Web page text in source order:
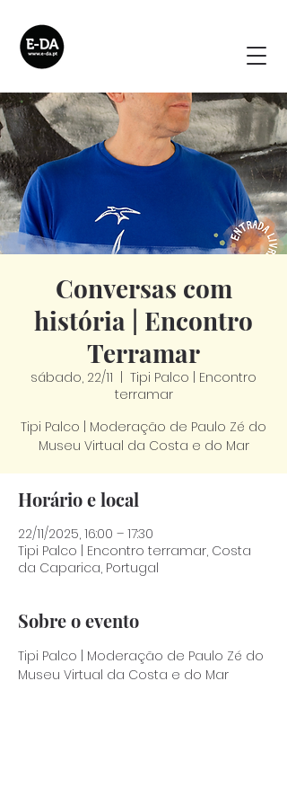
Conversas com
história | Encontro
Terramar
sábado, 22/11
Tipi Palco | Encontro
terramar
Tipi Palco | Moderação de Paulo Zé do
Museu Virtual da Costa e do Mar
Horário e local
22/11/2025, 16:00 – 17:30
Tipi Palco | Encontro terramar, Costa
da Caparica, Portugal
Sobre o evento
Tipi Palco | Moderação de Paulo Zé do
Museu Virtual da Costa e do Mar